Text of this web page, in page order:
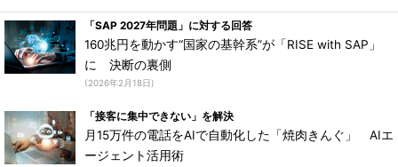
「SAP 2027年問題」に対する回答
160兆円を動かす“国家の基幹系”が「RISE with SAP」
に 決断の裏側
(2026年2月18日)
「接客に集中できない」を解決
月15万件の電話をAIで自動化した「焼肉きんぐ」 AIエ
ージェント活用術